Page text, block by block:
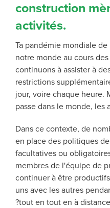
construction
activités.
Ta pandémie mondiale de
notre monde au cours
continuons à assister à
restrictions
jour, voire chaque heure.
passe dans le monde, les
Dans ce contexte, de
en place des politiques
facultatives ou
membres de l'équipe de
continuer à être
uns avec les autres
?tout en tout en à distance